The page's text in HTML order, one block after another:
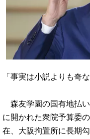
「事実は小説よりも奇
森友学園の国有地払
に開かれた衆院予算委
在、大阪拘置所に長期